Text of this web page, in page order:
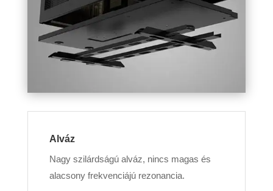
Alváz
Nagy szilárdságú alváz, nincs magas és
alacsony frekvenciájú rezonancia.